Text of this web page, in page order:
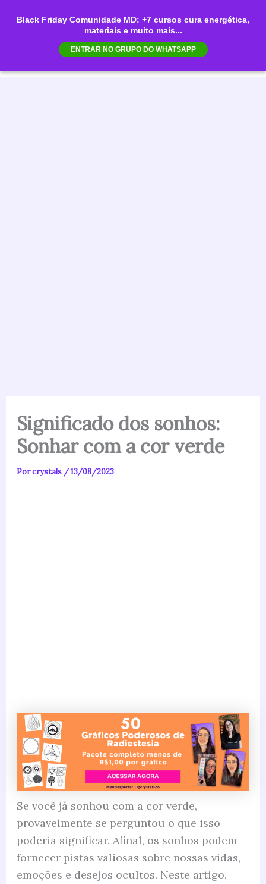
Black Friday Comunidade MD: +7 cursos cura energética,
materiais e muito mais...
ENTRAR NO GRUPO DO WHATSAPP
para
Significado dos sonhos:
Sonhar com a cor verde
Porcrystals /13/08/2023
Se você já sonhou com a cor verde,
provavelmente se perguntou o que isso
poderia significar. Afinal, os sonhos podem
fornecer pistas valiosas sobre nossas vidas,
emoções e desejos ocultos. Neste artigo,